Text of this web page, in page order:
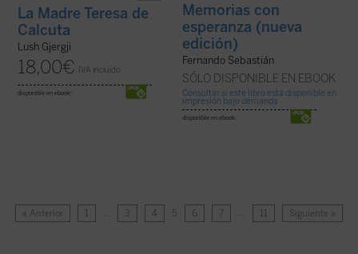
La Madre Teresa de
Calcuta
Lush Gjergji
18,00€ IVA incluido
disponible en ebook:
Memorias con
esperanza (nueva
edición)
Fernando Sebastián
SÓLO DISPONIBLE EN EBOOK
Consultar si este libro está disponible en
impresión bajo demanda
disponible en ebook:
« Anterior 1 … 3 4 5 6 7 … 11 Siguiente »